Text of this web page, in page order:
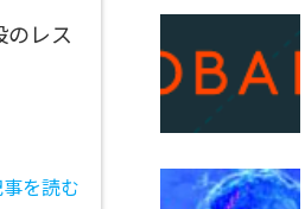
のレス
事を読む